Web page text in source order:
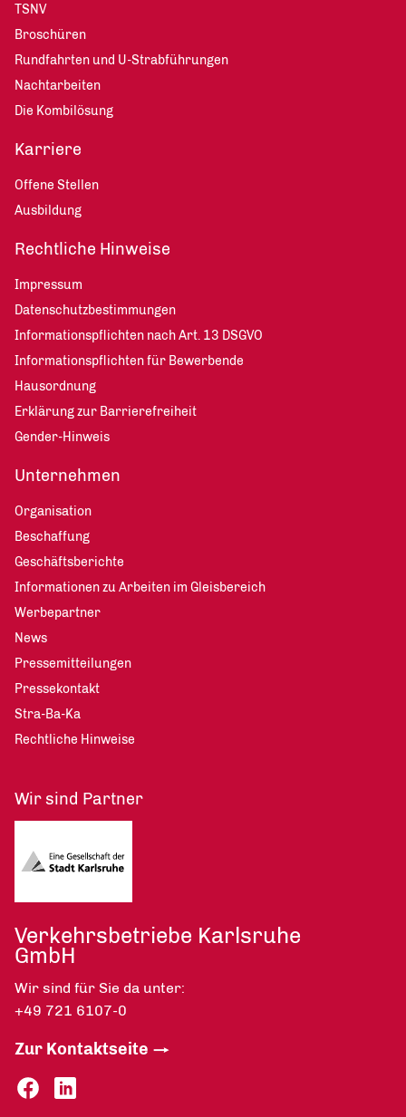
TSNV
Broschüren
Rundfahrten und U-Strabführungen
Nachtarbeiten
Die Kombilösung
Karriere
Offene Stellen
Ausbildung
Rechtliche Hinweise
Impressum
Datenschutzbestimmungen
Informationspflichten nach Art. 13 DSGVO
Informationspflichten für Bewerbende
Hausordnung
Erklärung zur Barrierefreiheit
Gender-Hinweis
Unternehmen
Organisation
Beschaffung
Geschäftsberichte
Informationen zu Arbeiten im Gleisbereich
Werbepartner
News
Pressemitteilungen
Pressekontakt
Stra-Ba-Ka
Rechtliche Hinweise
Wir sind Partner
Verkehrsbetriebe Karlsruhe
GmbH
Wir sind für Sie da unter:
+49 721 6107-0
Zur Kontaktseite